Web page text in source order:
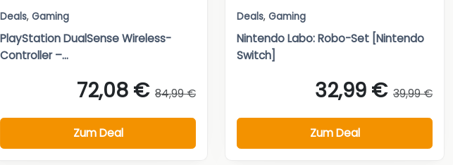
Deals, Gaming
PlayStation DualSense Wireless-
Controller –...
72,08 € 84,99 €
Zum Deal
Deals, Gaming
Nintendo Labo: Robo-Set [Nintendo
Switch]
32,99 € 39,99 €
Zum Deal